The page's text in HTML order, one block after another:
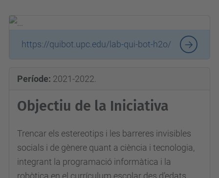
https://quibot.upc.edu/lab-qui-bot-h2o/
Període: 2021-2022.
Objectiu de la Iniciativa
Trencar els estereotips i les barreres invisibles
socials i de gènere quant a ciència i tecnologia,
integrant la programació informàtica i la
robòtica en el currículum escolar des d’edats